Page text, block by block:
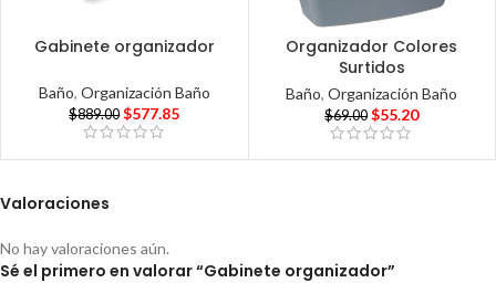
Gabinete organizador
Baño, Organización Baño
$889.00 $577.85
Organizador Colores
Surtidos
Baño,Organización Baño
$69.00 $55.20
Valoraciones
No hay valoraciones aún.
Sé el primero en valorar “Gabinete organizador”